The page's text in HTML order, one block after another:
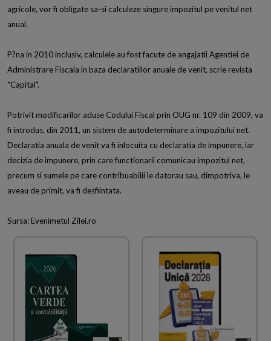
agricole, vor fi obligate sa-si calculeze singure impozitul pe venitul net
anual.
P?na in 2010 inclusiv, calculele au fost facute de angajatii Agentiei de
Administrare Fiscala in baza declaratiilor anuale de venit, scrie revista
"Capital".
Potrivit modificarilor aduse Codului Fiscal prin OUG nr. 109 din 2009, va
fi introdus, din 2011, un sistem de autodeterminare a impozitului net.
Declaratia anuala de venit va fi inlocuita cu declaratia de impunere, iar
decizia de impunere, prin care functionarii comunicau impozitul net,
precum si sumele pe care contribuabilii le datorau sau, dimpotriva, le
aveau de primit, va fi desfiintata.
Sursa: Evenimetul Zilei.ro